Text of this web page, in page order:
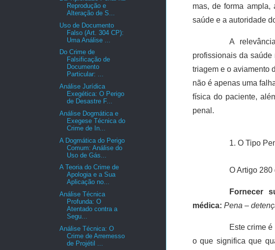
mas, de forma
saúde e a autoridade
A
profissionais da
triagem e o aviamento
não é apenas uma
física do paciente,
penal.
1. O Tipo
O Artigo
Fornecer
médica: Pena –
Este crime
o que significa que
Reprodução e
Alteração de S...
Uso de Documento
Falso (Art. 304 CP):
Uma Análise ...
Do Crime de
Falsificação de
Documento
Particular: ...
Análise Jurídica
Exegética: O Perigo
de Desastre F...
Análise Dogmática e
Exegese Técnica do
Crime de In...
A Dogmática do Perigo
Comum: Análise do
Uso de Gás...
A Teoria do Crime de
Apologia e a Sua
Aplicação no...
Análise Técnica
Profunda: O
Atentado contra a
Segu...
Análise Técnica: O
Crime de Arremesso
de Projétil ...